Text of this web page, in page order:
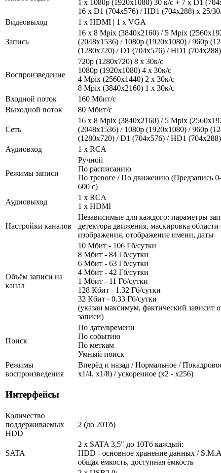
1 x 1080p (1920х1080) 30 к/с + 7 x D1
16 х D1 (704x576) / HD1 (704x288) х 25/
Видеовыход
1 x HDMI | 1 x VGA
Запись
16 х 8 Mpix (3840x2160) / 5 Mpix
(2048х1536) / 1080p (1920х1080) / 960p
(1280х720) / D1 (704x576) / HD1
Воспроизведение
720p (1280х720) 8 x 30к/с
1080р (1920x1080) 4 x 30к/с
4 Mpix (2560x1440) 2 x 30к/с
8 Mpix (3840x2160) 1 x 30к/с
Входной поток
160 Мбит/с
Выходной поток
80 Мбит/с
Сеть
16 х 8 Mpix (3840x2160) / 5 Mpix
(2048х1536) / 1080p (1920х1080) / 960p
(1280х720) / D1 (704x576) / HD1
Аудиовход
1 x RCA
Режимы записи
Ручной
По расписанию
По тревоге / По движению (Предзапись
600 с)
Аудиовыход
1 x RCA
1 x HDMI
Настройки каналов
Независимые для каждого: параметры
детектора движения, маскировка
изображения, отображение имени, даты
Объём записи на
канал
10 Мбит - 106 Гб/сутки
8 Мбит - 84 Гб/сутки
6 Мбит - 63 Гб/сутки
4 Мбит - 42 Гб/сутки
1 Мбит - 11 Гб/сутки
128 Кбит - 1.32 Гб/сутки
32 Кбит - 0.33 Гб/сутки
(указан максимум, фактический зависит
записи)
Поиск
По дате/времени
По событию
По меткам
Умный поиск
Режимы
воспроизведения
Вперёд и назад / Нормальное /
х1/4, х1/8) / ускоренное (х2 - х256)
Интерфейсы
Количество
поддерживаемых
HDD
2 (до 20Тб)
SATA
2 x SATA 3,5" до 10Тб каждый:
HDD - основное хранение данных /
общая ёмкость, доступная ёмкость